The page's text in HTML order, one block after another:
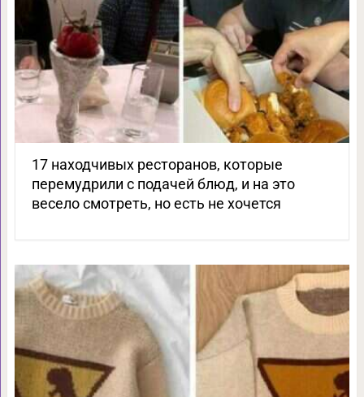
17 находчивых ресторанов, которые
перемудрили с подачей блюд, и на это
весело смотреть, но есть не хочется